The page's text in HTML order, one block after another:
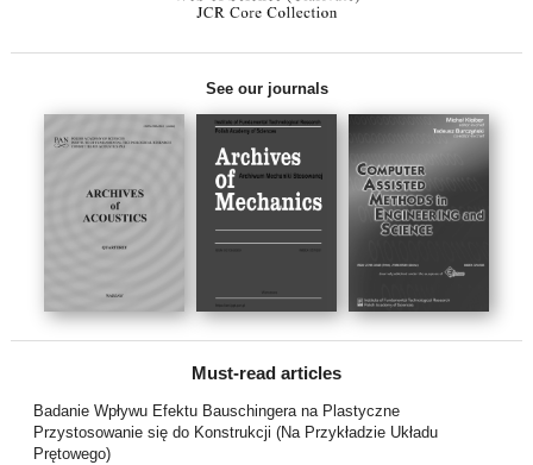
See our journals
Must-read articles
Badanie Wpływu Efektu Bauschingera na Plastyczne
Przystosowanie się do Konstrukcji (Na Przykładzie Układu
Prętowego)